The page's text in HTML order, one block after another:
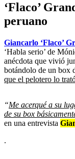
‘Flaco’
peruano
Giancarlo ‘Flaco’
‘Habla serio’ de
anécdota que vivió
botándolo de un box
que el pelotero lo
“Me acerqué a su
de su box
en una entrevista
.